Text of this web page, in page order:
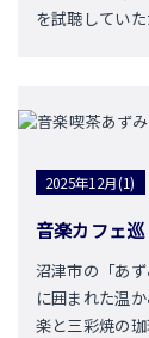
を試聴してい
2025年12月(1)
音楽カフェ
沼津市の「あ
に囲まれた温
楽と三彩焼の